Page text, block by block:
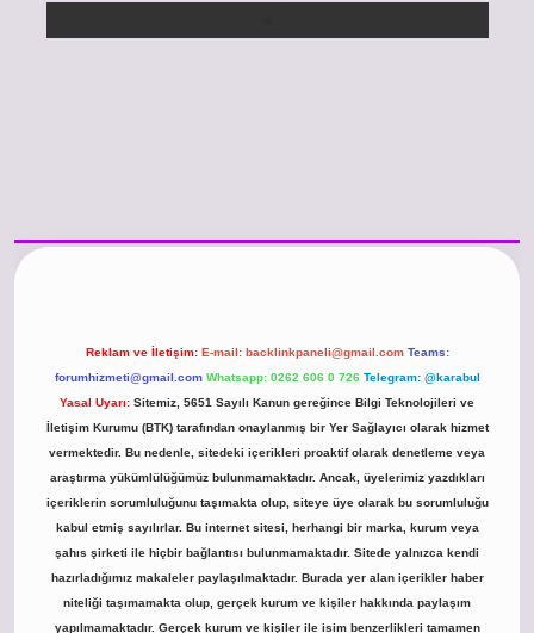
Reklam ve İletişim: E-mail: backlinkpaneli@gmail.com Teams:
forumhizmeti@gmail.com Whatsapp: 0262 606 0 726 Telegram: @karabul
Yasal Uyarı: Sitemiz, 5651 Sayılı Kanun gereğince Bilgi Teknolojileri ve
İletişim Kurumu (BTK) tarafından onaylanmış bir Yer Sağlayıcı olarak hizmet
vermektedir. Bu nedenle, sitedeki içerikleri proaktif olarak denetleme veya
araştırma yükümlülüğümüz bulunmamaktadır. Ancak, üyelerimiz yazdıkları
içeriklerin sorumluluğunu taşımakta olup, siteye üye olarak bu sorumluluğu
kabul etmiş sayılırlar. Bu internet sitesi, herhangi bir marka, kurum veya
şahıs şirketi ile hiçbir bağlantısı bulunmamaktadır. Sitede yalnızca kendi
hazırladığımız makaleler paylaşılmaktadır. Burada yer alan içerikler haber
niteliği taşımamakta olup, gerçek kurum ve kişiler hakkında paylaşım
yapılmamaktadır. Gerçek kurum ve kişiler ile isim benzerlikleri tamamen